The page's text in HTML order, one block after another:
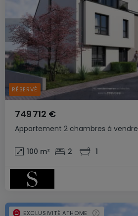
Appartement 2 chambres à vendre
749 712 €
100 m² 2 1
RÉSERVÉ
EXCLUSIVITÉ ATHOME